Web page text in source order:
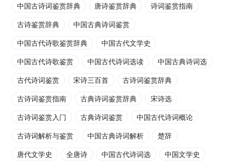
中国古诗词鉴赏辞典
唐诗鉴赏辞典
诗词鉴赏指南
古诗鉴赏辞典
中国古典诗词鉴赏
中国古代诗歌鉴赏辞典
中国古代文学史
中国古代诗歌鉴赏
中国古代诗词选读
中国古典诗词选
古代诗词鉴赏
宋诗三百首
古诗词鉴赏辞典
古诗词鉴赏指南
古典诗词鉴赏辞典
宋诗选
古诗词鉴赏入门
古典诗词鉴赏
中国古代诗词概论
古诗词解析与鉴赏
中国古典诗词解析
楚辞
唐代文学史
全唐诗 中国古代诗词选
中国文学史